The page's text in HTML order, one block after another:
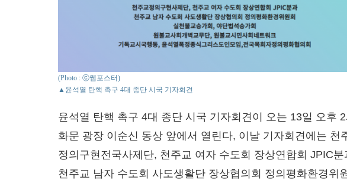
(Photo : ⓒ웹포스터)
▲윤석열 탄핵 촉구 4대 종단 시국 기자회견
윤석열 탄핵 촉구 4대 종단 시국 기자회견이 오는 13일 오후
화문 광장 이순신 동상 앞에서 열린다, 이날 기자회견에는 천
정의구현전국사제단, 천주교 여자 수도회 장상연합회 JPIC분
천주교 남자 수도회 사도생활단 장상협의회 정의평화환경위